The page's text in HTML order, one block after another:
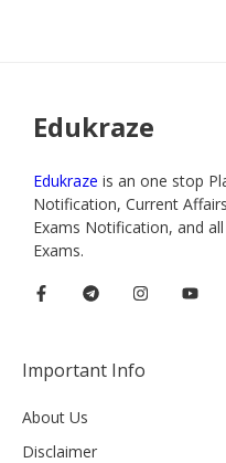
Edukraze
Edukraze is an one stop
Notification, Current
Exams Notification, and
Exams.
Important Info
About Us
Disclaimer